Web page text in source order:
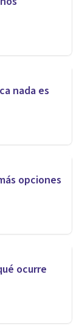
nada es
opciones
ocurre